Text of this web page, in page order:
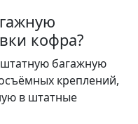
кофра?
штатную багажную
креплений,
в штатные